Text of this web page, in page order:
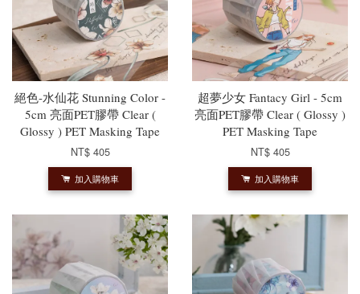
絕色-水仙花 Stunning Color -
5cm 亮面PET膠帶 Clear (
Glossy ) PET Masking Tape
NT$ 405
加入購物車
超夢少女 Fantacy Girl - 5cm
亮面PET膠帶 Clear ( Glossy )
PET Masking Tape
NT$ 405
加入購物車